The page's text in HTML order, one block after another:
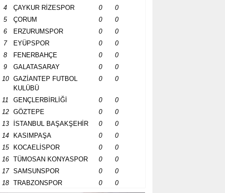
4 ÇAYKUR RİZESPOR 0
0
5
ÇORUM 0
0
6
ERZURUMSPOR 0
0
7
EYÜPSPOR 0
0
8
FENERBAHÇE 0
0
9
GALATASARAY 0
0
10
GAZİANTEP FUTBOL
KULÜBÜ
0 0
11 GENÇLERBİRLİĞİ 0
0
12
GÖZTEPE 0
0
13
İSTANBUL BAŞAKŞEHİR 0
0
14
KASIMPAŞA 0
0
15
KOCAELİSPOR 0
0
16
TÜMOSAN KONYASPOR 0
0
17
SAMSUNSPOR 0
0
18
TRABZONSPOR 0 0